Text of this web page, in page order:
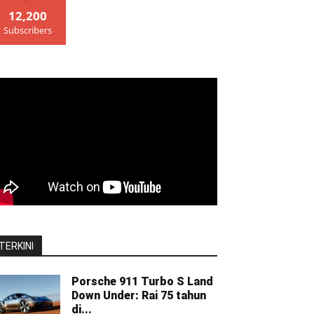
12,200
Subscribers
Porsche 911 Turbo S Land
Down Under: Rai 75 tahun
di...